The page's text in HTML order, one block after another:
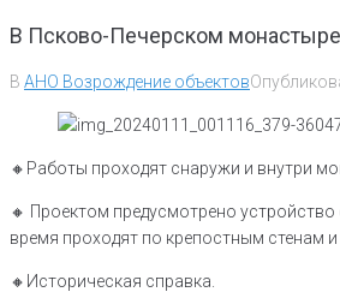
В Псково-Печерском монастыре
В АНО Возрождение объектов
🔸️Работы проходят снаружи и внутри
🔸️ Проектом предусмотрено
время проходят по крепостным стенам
🔸️Историческая справка.